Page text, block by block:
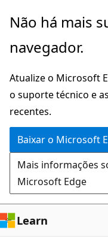
Pular
o
principal
Não há mais
navegador.
Atualize o Microsoft
o suporte técnico e
recentes.
Baixar o Microsoft
Mais informações
Microsoft Edge
Learn